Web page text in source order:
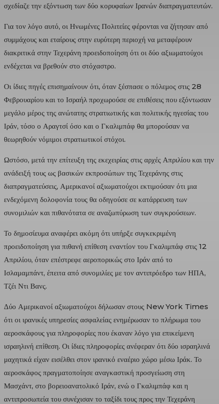
σχεδίαζε την εξόντωση των δύο κορυφαίων Ιρανών διαπραγματευτών.
Για τον λόγο αυτό, οι Ηνωμένες Πολιτείες φέρονται να ζήτησαν από
συμμάχους και εταίρους στην ευρύτερη περιοχή να μεταφέρουν
διακριτικά στην Τεχεράνη προειδοποίηση ότι οι δύο αξιωματούχοι
ενδέχεται να βρεθούν στο στόχαστρο.
Οι ίδιες πηγές επισημαίνουν ότι, όταν ξέσπασε ο πόλεμος στις 28
Φεβρουαρίου και το Ισραήλ προχωρούσε σε επιθέσεις που εξόντωσαν
μεγάλο μέρος της ανώτατης στρατιωτικής και πολιτικής ηγεσίας του
Ιράν, τόσο ο Αραγτσί όσο και ο Γκαλιμπάφ θα μπορούσαν να
θεωρηθούν νόμιμοι στρατιωτικοί στόχοι.
Ωστόσο, μετά την επίτευξη της εκεχειρίας στις αρχές Απριλίου και την
ανάδειξή τους ως βασικών εκπροσώπων της Τεχεράνης στις
διαπραγματεύσεις, Αμερικανοί αξιωματούχοι εκτιμούσαν ότι μια
ενδεχόμενη δολοφονία τους θα οδηγούσε σε κατάρρευση των
συνομιλιών και πιθανότατα σε αναζωπύρωση των συγκρούσεων.
Το δημοσίευμα αναφέρει ακόμη ότι υπήρξε συγκεκριμένη
προειδοποίηση για πιθανή επίθεση εναντίον του Γκαλιμπάφ στις 12
Απριλίου, όταν επέστρεφε αεροπορικώς στο Ιράν από το
Ισλαμαμπάντ, έπειτα από συνομιλίες με τον αντιπρόεδρο των ΗΠΑ,
Τζέι Ντι Βανς.
Δύο Αμερικανοί αξιωματούχοι δήλωσαν στους New York Times
ότι οι ιρανικές υπηρεσίες ασφαλείας ενημέρωσαν το πλήρωμα του
αεροσκάφους για πληροφορίες που έκαναν λόγο για επικείμενη
ισραηλινή επίθεση. Οι ίδιες πληροφορίες ανέφεραν ότι δύο ισραηλινά
μαχητικά είχαν εισέλθει στον ιρανικό εναέριο χώρο μέσω Ιράκ. Το
αεροσκάφος πραγματοποίησε αναγκαστική προσγείωση στη
Μασχάντ, στο βορειοανατολικό Ιράν, ενώ ο Γκαλιμπάφ και η
αντιπροσωπεία του συνέχισαν το ταξίδι τους προς την Τεχεράνη